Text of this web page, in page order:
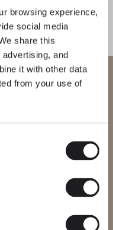
browsing experience,
social media
share this
and
it with other data
from your use of
und ist die
doppelter
1/
UND TISCHLEUCHTEN
unser
für Ihre Region, um
Produkte den lokalen
in jeder Region verfügbar